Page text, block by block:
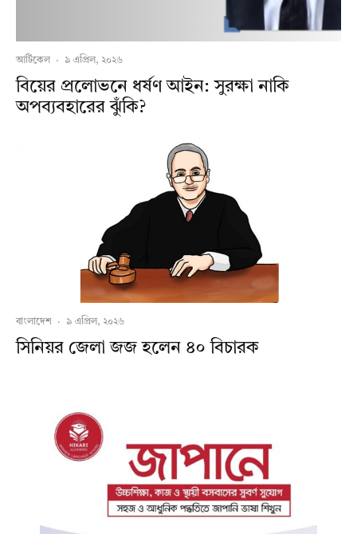
আর্টিকেল · ৯ এপ্রিল, ২০২৬
বিয়ের প্রলোভনে ধর্ষণ আইন: সুরক্ষা নাকি
অপব্যবহারের ঝুঁকি?
বাংলাদেশ · ৯ এপ্রিল, ২০২৬
সিনিয়র জেলা জজ হলেন ৪০ বিচারক